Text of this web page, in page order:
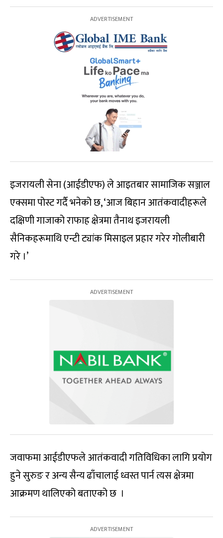
इजरायली सेना (आईडीएफ) ले आइतबार सामाजिक सञ्जाल
एक्समा पोस्ट गर्दै भनेको छ, ‘आज बिहान आतंकवादीहरूले
दक्षिणी गाजाको राफाह क्षेत्रमा तैनाथ इजरायली
सैनिकहरूमाथि एन्टी ट्यांक मिसाइल प्रहार गरेर गोलीबारी
गरे ।’
जवाफमा आईडीएफले आतंकवादी गतिविधिका लागि प्रयोग
हुने सुरुङ र अन्य सैन्य ढाँचालाई ध्वस्त पार्न त्यस क्षेत्रमा
आक्रमण थालिएको बताएको छ ।